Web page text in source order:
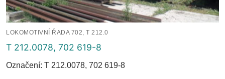
LOKOMOTIVNÍ ŘADA 702, T 212.0
T 212.0078, 702 619-8
Označení: T 212.0078, 702 619-8